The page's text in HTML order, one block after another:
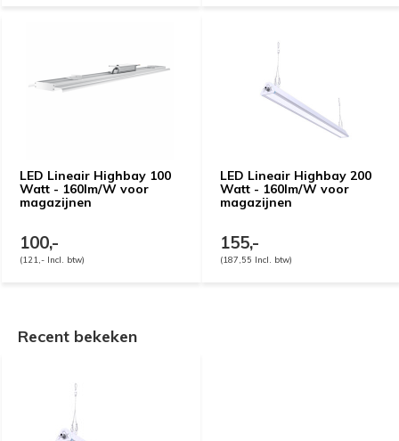
LED Lineair Highbay 100
Watt - 160lm/W voor
magazijnen
100,-
(121,- Incl. btw)
LED Lineair Highbay 200
Watt - 160lm/W voor
magazijnen
155,-
(187,55 Incl. btw)
Recent bekeken